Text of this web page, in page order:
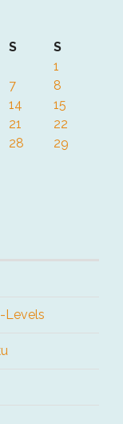
S
S
1
7
8
14
15
21
22
28
29
Levels